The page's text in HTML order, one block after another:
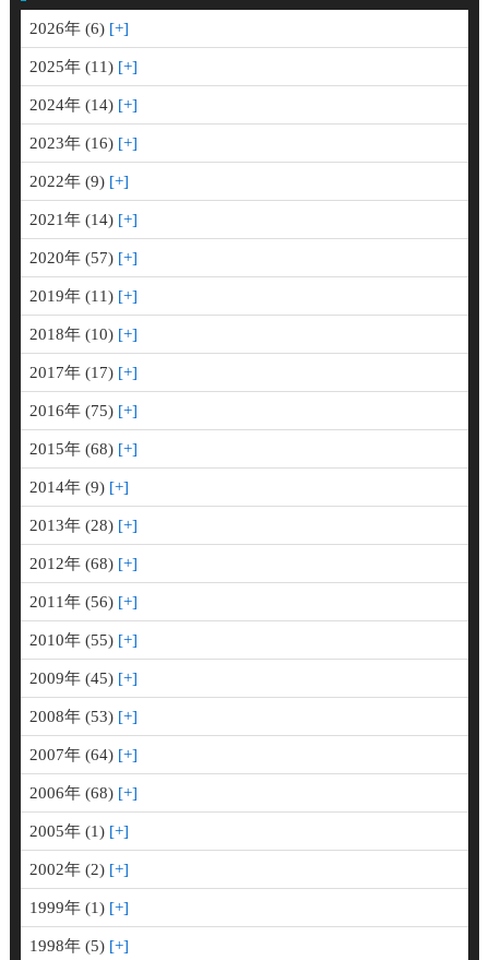
2026年 (6)
2025年 (11)
2024年 (14)
2023年 (16)
2022年 (9)
2021年 (14)
2020年 (57)
2019年 (11)
2018年 (10)
2017年 (17)
2016年 (75)
2015年 (68)
2014年 (9)
2013年 (28)
2012年 (68)
2011年 (56)
2010年 (55)
2009年 (45)
2008年 (53)
2007年 (64)
2006年 (68)
2005年 (1)
2002年 (2)
1999年 (1)
1998年 (5)